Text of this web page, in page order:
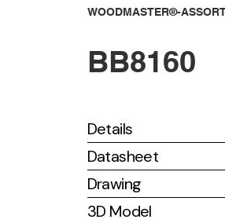
WOODMASTER®-
BB8160
Details
Datasheet
Drawing
3D Model